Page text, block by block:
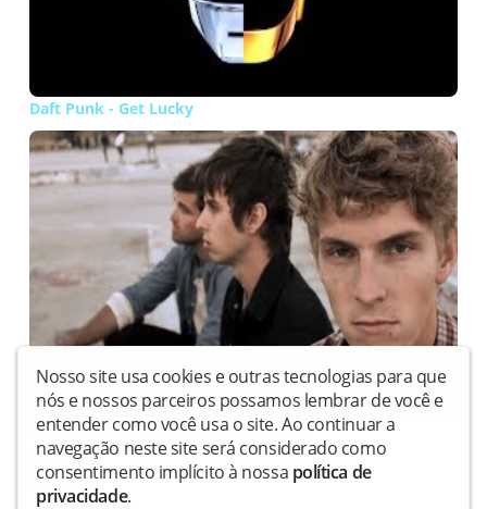
Daft Punk - Get Lucky
Foster The People - Pumped up Kicks
1 2
Nosso site usa cookies e outras tecnologias para que
nós e nossos parceiros possamos lembrar de você e
entender como você usa o site. Ao continuar a
navegação neste site será considerado como
consentimento implícito à nossa política de
privacidade.